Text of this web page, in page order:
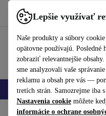
Lepšie využívať
Naše produkty a súbory
opätovne používajú. Posledné
zobraziť relevantnejšie
sme analyzovali vaše
reklamu a obsah pre vás —
tretích strán. Samozrejme iba
Nastavenia cookie môžete
informácie o ochrane
používať refurbed rýchlo a
Mobilné telefóny Laptopy
Domov Produkty Domácnosť